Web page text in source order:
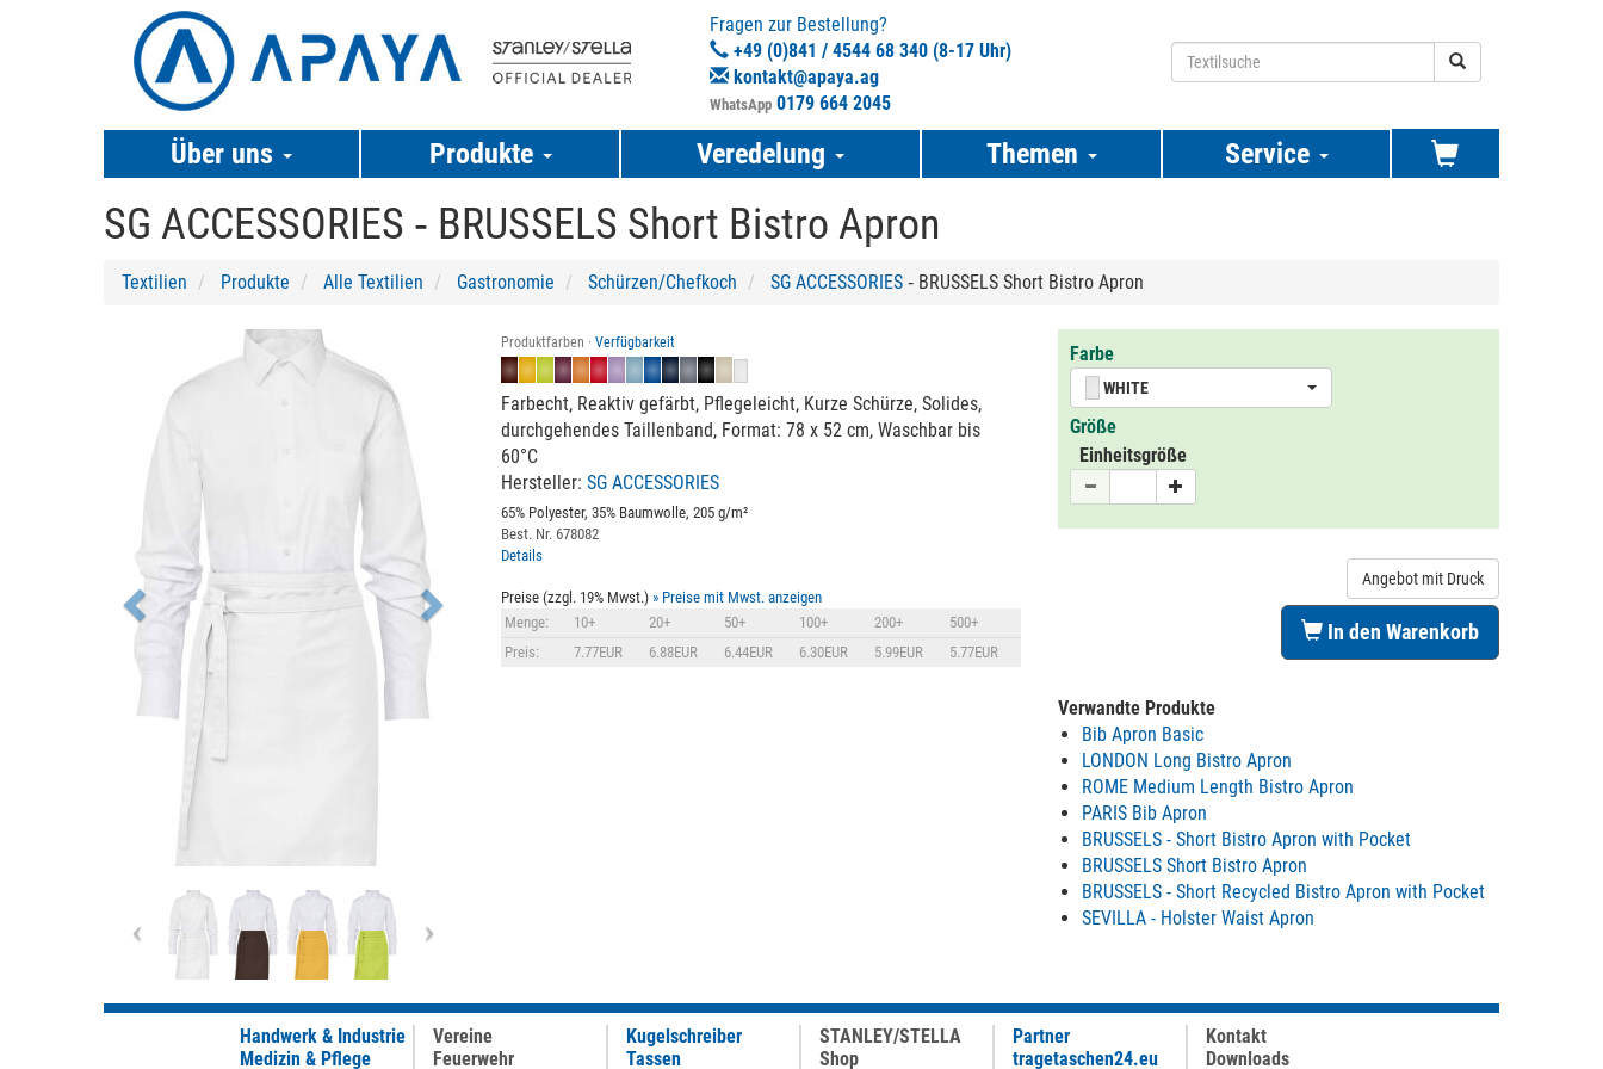
Fragen zur Bestellung?
+49 (0)841 / 4544 68 340 (8-17 Uhr)
kontakt@apaya.ag
WhatsApp 0179 664 2045
Über uns Produkte Veredelung Themen Service
SG ACCESSORIES ‐ BRUSSELS Short Bistro Apron
Textilien Produkte Alle Textilien Gastronomie Schürzen/Chefkoch SG ACCESSORIES ‐ BRUSSELS Short Bistro Apron
Previous
Produktfarben ·Verfügbarkeit
Farbecht, Reaktiv gefärbt, Pflegeleicht, Kurze Schürze, Solides,
durchgehendes Taillenband, Format: 78 x 52 cm, Waschbar bis
60°C
Hersteller:SG ACCESSORIES
65% Polyester, 35% Baumwolle, 205 g/m²
Best. Nr. 678082
Details
Preise (zzgl. 19% Mwst.)» Preise mit Mwst. anzeigen
Menge:
10+ 20+ 50+ 100+ 200+
500+
Preis:
7.77EUR 6.88EUR 6.44EUR 6.30EUR 5.99EUR 5.77EUR
Farbe
WHITE
Größe
Einheitsgröße
Angebot mit Druck
In den Warenkorb
Verwandte Produkte
Bib Apron Basic
LONDON Long Bistro Apron
ROME Medium Length Bistro Apron
PARIS Bib Apron
BRUSSELS - Short Bistro Apron with Pocket
BRUSSELS Short Bistro Apron
BRUSSELS - Short Recycled Bistro Apron with Pocket
SEVILLA - Holster Waist Apron
Handwerk & Industrie
Medizin & Pflege
Vereine
Feuerwehr
Kugelschreiber
Tassen
STANLEY/STELLA
Shop
Partner
tragetaschen24.eu
Kontakt
Downloads